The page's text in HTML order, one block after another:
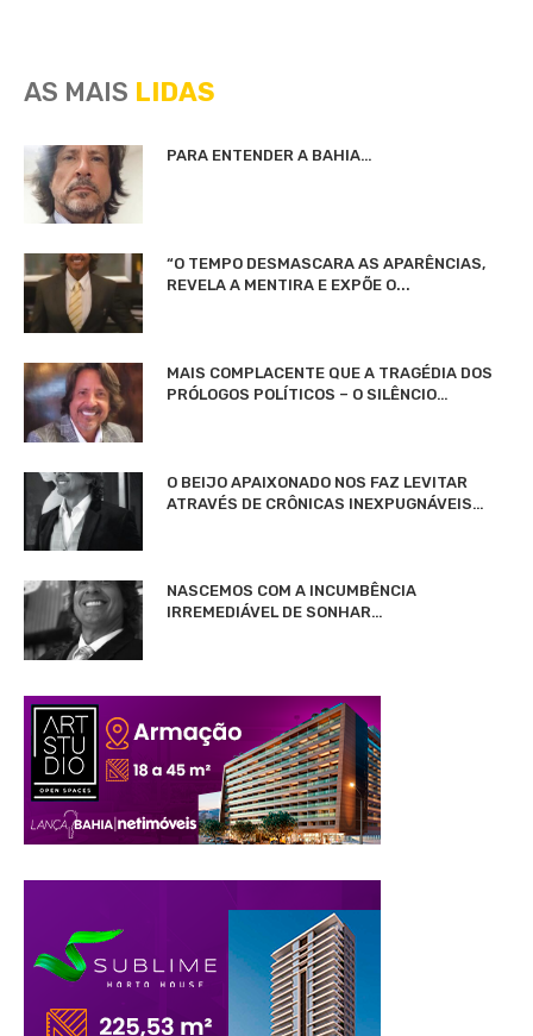
AS MAIS LIDAS
PARA ENTENDER A BAHIA…
“O TEMPO DESMASCARA AS APARÊNCIAS,
REVELA A MENTIRA E EXPÕE O...
MAIS COMPLACENTE QUE A TRAGÉDIA DOS
PRÓLOGOS POLÍTICOS – O SILÊNCIO…
O BEIJO APAIXONADO NOS FAZ LEVITAR
ATRAVÉS DE CRÔNICAS INEXPUGNÁVEIS…
NASCEMOS COM A INCUMBÊNCIA
IRREMEDIÁVEL DE SONHAR…